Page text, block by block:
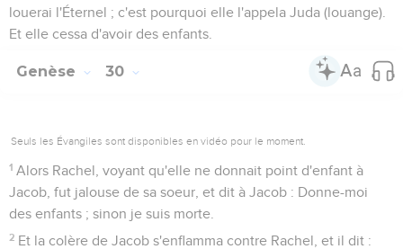
louerai l'Éternel ; c'est pourquoi elle l'appela Juda (louange).
Et elle cessa d'avoir des enfants.
Genèse 30
Seuls les Évangiles sont disponibles en vidéo pour le moment.
1 Alors Rachel, voyant qu'elle ne donnait point d'enfant à
Jacob, fut jalouse de sa soeur, et dit à Jacob : Donne-moi
des enfants ; sinon je suis morte.
2 Et la colère de Jacob s'enflamma contre Rachel, et il dit :